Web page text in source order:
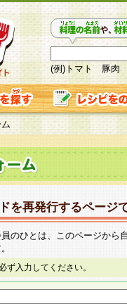
(例)トマト 豚肉
を再発行するページ
のひとは、このページから
ず入力してください。